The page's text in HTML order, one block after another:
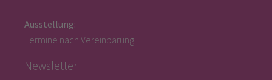
Ausstellung:
Termine nach Vereinbarung
Newsletter